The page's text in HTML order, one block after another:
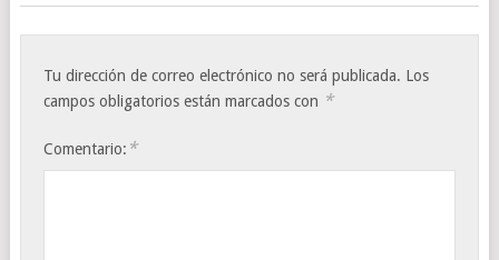
Tu dirección de correo electrónico no será publicada. Los
campos obligatorios están marcados con *
Comentario: *